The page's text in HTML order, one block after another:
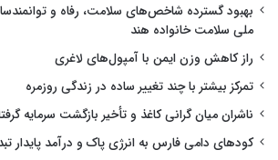
بهبود گسترده شاخص‌های سلامت، رفاه و
ملی سلامت خانواده هند
راز کاهش وزن ایمن با آمپول‌های لاغری
تمرکز بیشتر با چند تغییر ساده در زندگی روزمره
ناشران میان گرانی کاغذ و تأخیر بازگشت سرمایه
کودهای دامی فارس به انرژی پاک و درآمد پایدار